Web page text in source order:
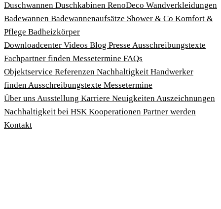
Duschwannen Duschkabinen RenoDeco Wandverkleidungen
Badewannen Badewannenaufsätze Shower & Co Komfort &
Pflege Badheizkörper
Download­center Videos Blog Presse Ausschreibungstexte
Fachpartner finden Messetermine FAQs
Objektservice Referenzen Nachhaltigkeit Handwerker
findenAusschreibungstexte Messetermine
Über uns Ausstellung Karriere NeuigkeitenAuszeichnungen
Nachhaltigkeit bei HSK Kooperationen Partner werden
Kontakt